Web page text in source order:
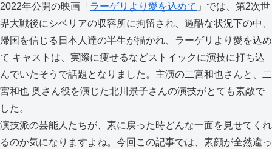
2022年公開の映画「 ラーゲリより愛を込めて 」では、第2次世
界大戦後にシベリアの収容所に拘留され、過酷な状況下の中、
帰国を信じる日本人達の半生が描かれ、ラーゲリより愛を込め
て キャストは、実際に痩せるなどストイックに演技に打ち込
んでいたそうで話題となりました。主演の二宮和也さんと、二
宮和也 奥さん役を演じた北川景子さんの演技がとても素敵で
した。
演技派の芸能人たちが、素に戻った時どんな一面を見せてくれ
るのか気になりますよね。今回この記事では、素顔が全然違っ